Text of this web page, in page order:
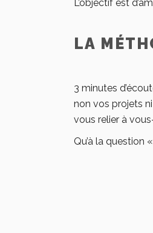
L’objectif est
LA
3 minutes
non vos projets
vous relier à
Qu’à la question